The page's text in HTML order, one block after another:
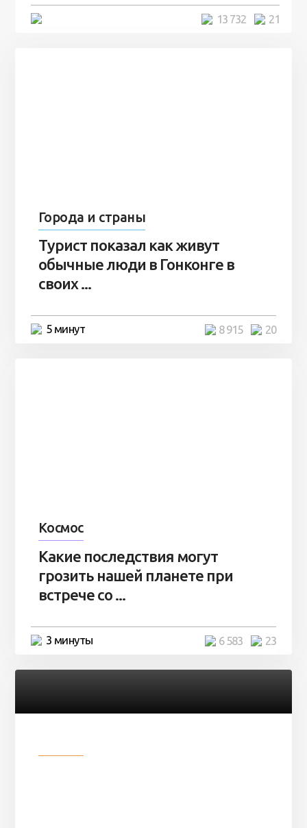
21
13 732
Города и страны
Турист показал как живут
обычные люди в Гонконге в
своих ...
5 минут 20
8 915
Космос
Какие последствия могут
грозить нашей планете при
встрече со ...
3 минуты 23
6 583